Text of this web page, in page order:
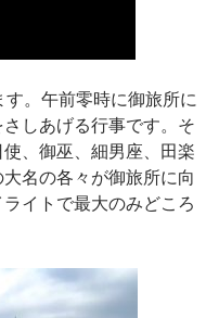
。午前零時に御旅所に
しあげる行事です。そ
、御巫、細男座、田楽
名の各々が御旅所に向
イトで最大のみどころ